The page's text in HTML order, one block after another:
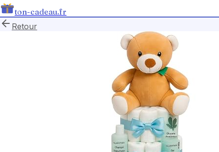
ton-cadeau.fr
Retour